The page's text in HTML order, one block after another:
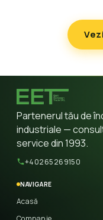
Partenerul tău de
industriale —
service din 1993.
+40265269150
NAVIGARE
Acasă